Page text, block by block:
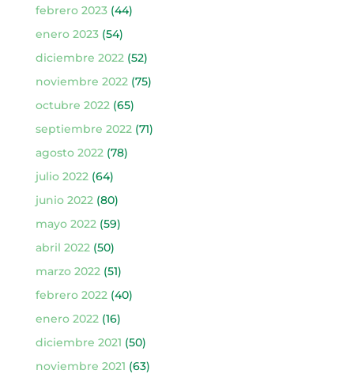
febrero 2023(44)
enero 2023(54)
diciembre 2022(52)
noviembre 2022(75)
octubre 2022(65)
septiembre 2022(71)
agosto 2022(78)
julio 2022(64)
junio 2022(80)
mayo 2022(59)
abril 2022(50)
marzo 2022(51)
febrero 2022(40)
enero 2022(16)
diciembre 2021 (50)
noviembre 2021 (63)